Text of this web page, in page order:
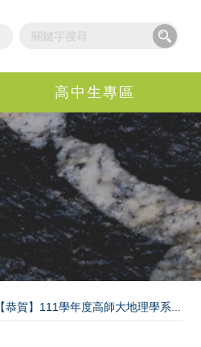
高中生專區
【恭賀】111學年度高師大地理學系...